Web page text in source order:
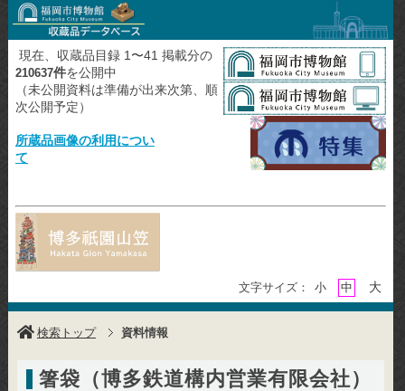
現在、収蔵品目録 1〜41 掲載分の
210637件を公開中
（未公開資料は準備が出来次第、順
次公開予定）
所蔵品画像の利用につい
て
文字サイズ： 小 中 大
検索トップ 資料情報
箸袋（博多鉄道構内営業有限会社）